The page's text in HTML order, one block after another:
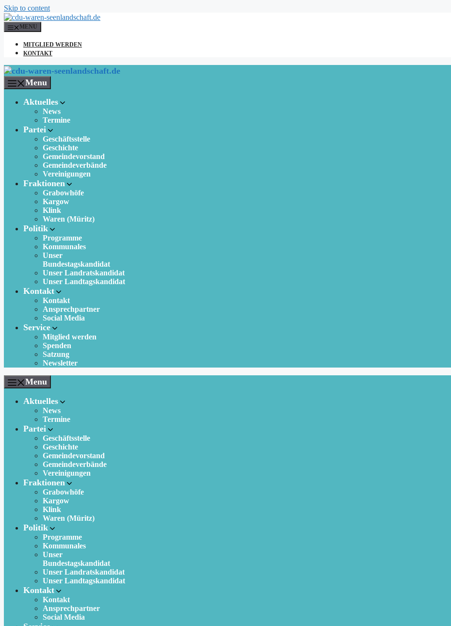
Skip to content
MENU
MITGLIED WERDEN
KONTAKT
Menu
Aktuelles
News
Termine
Partei
Geschäftsstelle
Geschichte
Gemeindevorstand
Gemeindeverbände
Vereinigungen
Fraktionen
Grabowhöfe
Kargow
Klink
Waren (Müritz)
Politik
Programme
Kommunales
Unser
Bundestagskandidat
Unser Landratskandidat
Unser Landtagskandidat
Kontakt
Kontakt
Ansprechpartner
Social Media
Service
Mitglied werden
Spenden
Satzung
Newsletter
Menu
Aktuelles
News
Termine
Partei
Geschäftsstelle
Geschichte
Gemeindevorstand
Gemeindeverbände
Vereinigungen
Fraktionen
Grabowhöfe
Kargow
Klink
Waren (Müritz)
Politik
Programme
Kommunales
Unser
Bundestagskandidat
Unser Landratskandidat
Unser Landtagskandidat
Kontakt
Kontakt
Ansprechpartner
Social Media